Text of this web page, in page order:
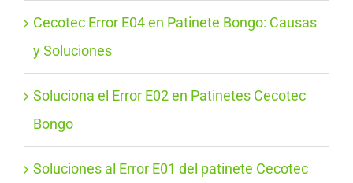
Cecotec Error E04 en Patinete Bongo: Causas
y Soluciones
Soluciona el Error E02 en Patinetes Cecotec
Bongo
Soluciones al Error E01 del patinete Cecotec